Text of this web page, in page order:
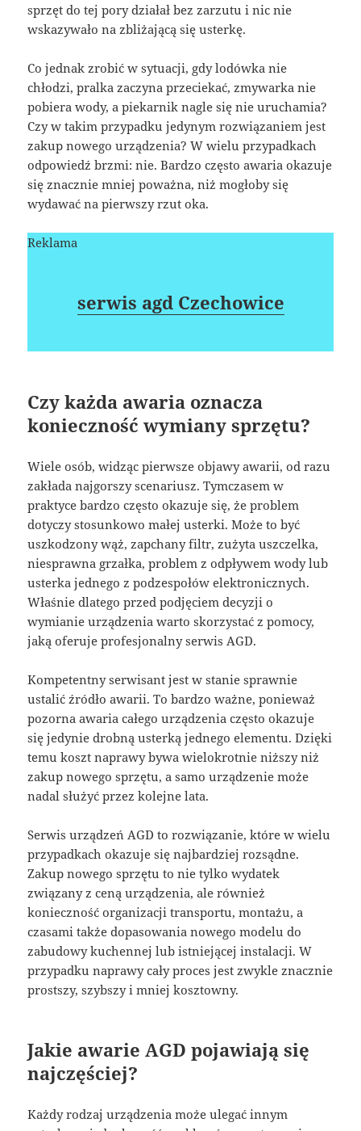
sprzęt do tej pory działał bez zarzutu i nic nie
wskazywało na zbliżającą się usterkę.
Co jednak zrobić w sytuacji, gdy lodówka nie
chłodzi, pralka zaczyna przeciekać, zmywarka nie
pobiera wody, a piekarnik nagle się nie uruchamia?
Czy w takim przypadku jedynym rozwiązaniem jest
zakup nowego urządzenia? W wielu przypadkach
odpowiedź brzmi: nie. Bardzo często awaria okazuje
się znacznie mniej poważna, niż mogłoby się
wydawać na pierwszy rzut oka.
Reklama
serwis agd Czechowice
Czy każda awaria oznacza
konieczność wymiany sprzętu?
Wiele osób, widząc pierwsze objawy awarii, od razu
zakłada najgorszy scenariusz. Tymczasem w
praktyce bardzo często okazuje się, że problem
dotyczy stosunkowo małej usterki. Może to być
uszkodzony wąż, zapchany filtr, zużyta uszczelka,
niesprawna grzałka, problem z odpływem wody lub
usterka jednego z podzespołów elektronicznych.
Właśnie dlatego przed podjęciem decyzji o
wymianie urządzenia warto skorzystać z pomocy,
jaką oferuje profesjonalny serwis AGD.
Kompetentny serwisant jest w stanie sprawnie
ustalić źródło awarii. To bardzo ważne, ponieważ
pozorna awaria całego urządzenia często okazuje
się jedynie drobną usterką jednego elementu. Dzięki
temu koszt naprawy bywa wielokrotnie niższy niż
zakup nowego sprzętu, a samo urządzenie może
nadal służyć przez kolejne lata.
Serwis urządzeń AGD to rozwiązanie, które w wielu
przypadkach okazuje się najbardziej rozsądne.
Zakup nowego sprzętu to nie tylko wydatek
związany z ceną urządzenia, ale również
konieczność organizacji transportu, montażu, a
czasami także dopasowania nowego modelu do
zabudowy kuchennej lub istniejącej instalacji. W
przypadku naprawy cały proces jest zwykle znacznie
prostszy, szybszy i mniej kosztowny.
Jakie awarie AGD pojawiają się
najczęściej?
Każdy rodzaj urządzenia może ulegać innym